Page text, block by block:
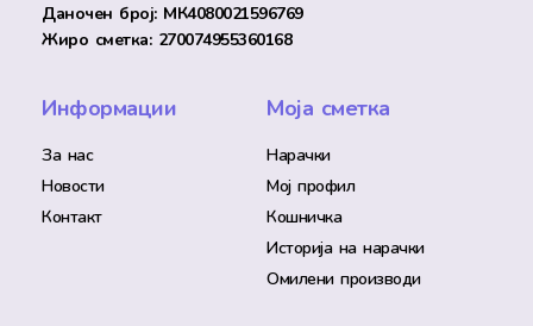
Даночен број: МК4080021596769
Жиро сметка: 270074955360168
Информации
За нас
Новости
Контакт
Моја сметка
Нарачки
Мој профил
Кошничка
Историја на нарачки
Омилени производи